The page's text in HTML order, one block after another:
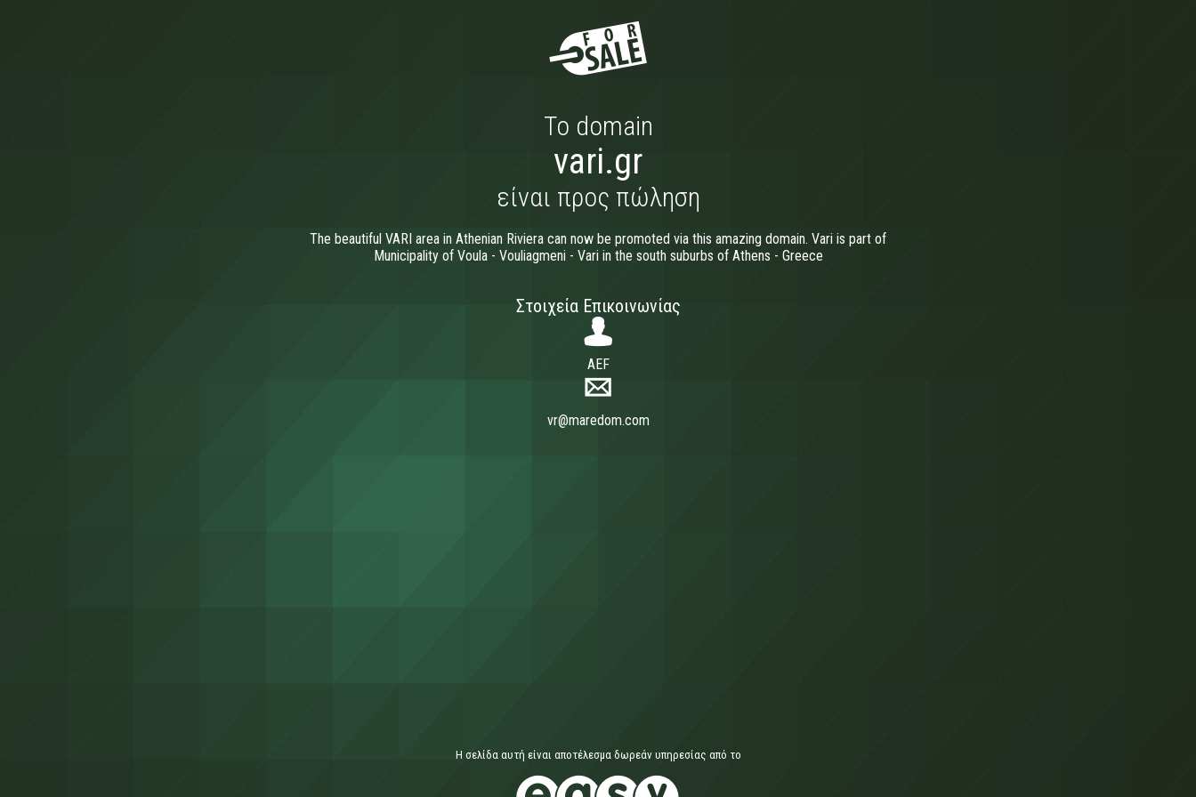
Το domain
vari.gr
είναι προς πώληση
The beautiful VARI area in Athenian Riviera can now be promoted via this amazing domain. Vari is part of
Municipality of Voula - Vouliagmeni - Vari in the south suburbs of Athens - Greece
Στοιχεία Επικοινωνίας
AEF
vr@maredom.com
Η σελίδα αυτή είναι αποτέλεσμα δωρεάν υπηρεσίας από το